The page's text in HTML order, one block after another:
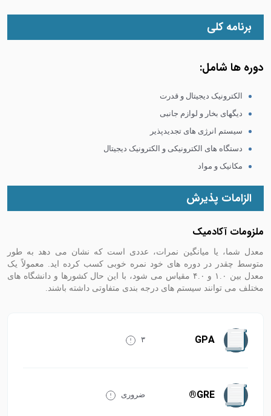
برنامه کلی
دوره ها شامل:
الکترونیک دیجیتال و قدرت
دیگهای بخار و لوازم جانبی
سیستم انرژی های تجدیدپذیر
دستگاه های الکترونیکی و الکترونیک دیجیتال
مکانیک و مواد
الزامات پذیرش
ملزومات آکادمیک
معدل شما، یا میانگین نمرات، عددی است که نشان می دهد به طور
متوسط چقدر در دوره های خود نمره خوبی کسب کرده اید. معمولاً یک
معدل بین ۱.۰ و ۴.۰ مقیاس می شود، با این حال کشورها و دانشگاه های
مختلف می توانند سیستم های درجه بندی متفاوتی داشته باشند.
GPA ۳
GRE® ضروری